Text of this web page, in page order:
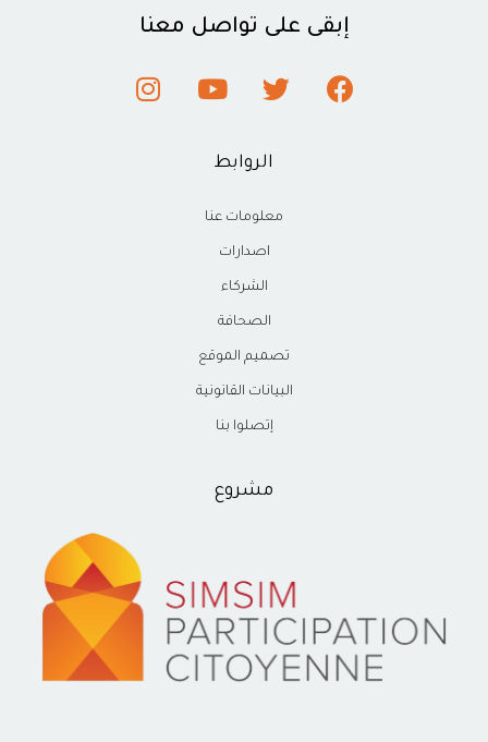
إبقى على تواصل معنا
الروابط
معلومات عنا
اصدارات
الشركاء
الصحافة
تصميم الموقع
البيانات القانونية
إتصلوا بنا
مشروع